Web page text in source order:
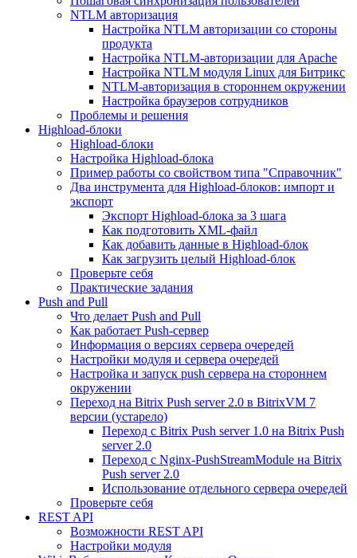
NTLM авторизация
Настройка NTLM авторизации со стороны
продукта
Настройка NTLM-авторизации для Apache
Настройка NTLM модуля Linux для Битрикс
NTLM-авторизация в стороннем окружении
Настройка браузеров сотрудников
Проблемы и решения
Highload-блоки
Highload-блоки
Настройка Highload-блока
Пример работы со свойством типа "Справочник"
Два инструмента для Highload-блоков: импорт и
экспорт
Экспорт Highload-блока за 3 шага
Как подготовить XML-файл
Как добавить данные в Highload-блок
Как загрузить целый Highload-блок
Проверьте себя
Практические задания
Push and Pull
Что делает Push and Pull
Как работает Push-сервер
Информация о версиях сервера очередей
Настройки модуля и сервера очередей
Настройка и запуск push сервера на стороннем
окружении
Переход на Bitrix Push server 2.0 в BitrixVM 7
версии (устарело)
Переход с Bitrix Push server 1.0 на Bitrix Push
server 2.0
Переход с Nginx-PushStreamModule на Bitrix
Push server 2.0
Использование отдельного сервера очередей
Проверьте себя
REST API
Возможности REST API
Настройки модуля